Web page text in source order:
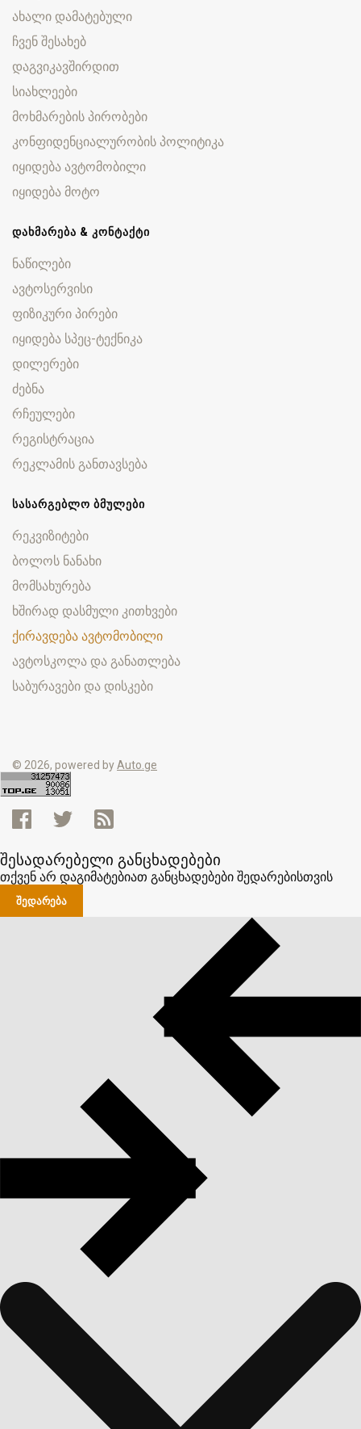
ახალი დამატებული
ჩვენ შესახებ
დაგვიკავშირდით
სიახლეები
მოხმარების პირობები
კონფიდენციალურობის პოლიტიკა
იყიდება ავტომობილი
იყიდება მოტო
ᲓᲐᲮᲛᲐᲠᲔᲑᲐ & ᲙᲝᲜᲢᲐᲥᲢᲘ
ნაწილები
ავტოსერვისი
ფიზიკური პირები
იყიდება სპეც-ტექნიკა
დილერები
ძებნა
რჩეულები
რეგისტრაცია
რეკლამის განთავსება
ᲡᲐᲡᲐᲠᲒᲔᲑᲚᲝ ᲑᲛᲣᲚᲔᲑᲘ
რეკვიზიტები
ბოლოს ნანახი
მომსახურება
ხშირად დასმული კითხვები
ქირავდება ავტომობილი
ავტოსკოლა და განათლება
საბურავები და დისკები
© 2026, powered byAuto.ge
შესადარებელი განცხადებები
თქვენ არ დაგიმატებიათ განცხადებები შედარებისთვის
ᲨᲔᲓᲐᲠᲔᲑᲐ